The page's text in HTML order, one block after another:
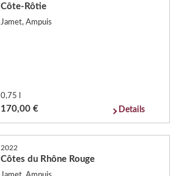
Côte-Rôtie
Jamet, Ampuis
0,75 l
170,00 € Details
2022
Côtes du Rhône Rouge